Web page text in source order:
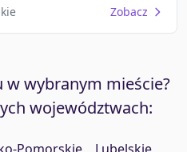
Zobacz
w wybranym mieście?
województwach: